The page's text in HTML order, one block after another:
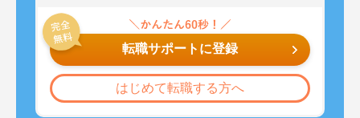
転職サポートに登録
はじめて転職する方へ